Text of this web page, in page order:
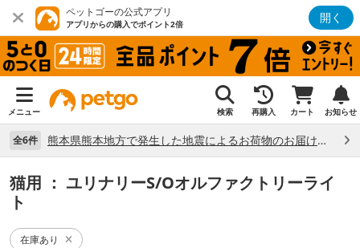
ペットゴーの公式アプリ
アプリからの購入でポイント2倍 開く
メニュー 検索 再購入 カート お知らせ
全6件 熊本県熊本地方で発生した地震によるお荷物のお届け状況について （7/28）
猫用 ： ユリナリーS/Oオルファクトリーライ
ト
在庫あり